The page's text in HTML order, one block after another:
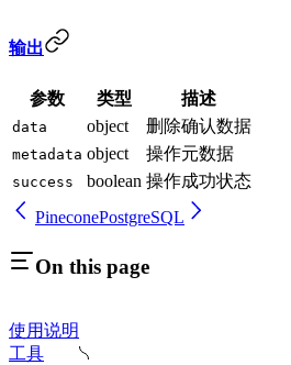
输出
参数 类型 描述
data object 删除确认数据
metadata object 操作元数据
success boolean 操作成功状态
PineconePostgreSQL
On this page
使用说明
工具